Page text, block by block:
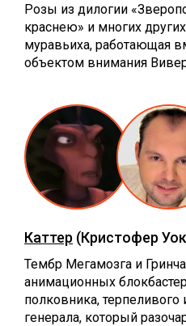
Розы из дилогии
краснею» и многих
муравьиха, работающая
объектом внимания
Каттер (Кристофер
Тембр Мегамозга и
анимационных
полковника, терпеливого
генерала, который